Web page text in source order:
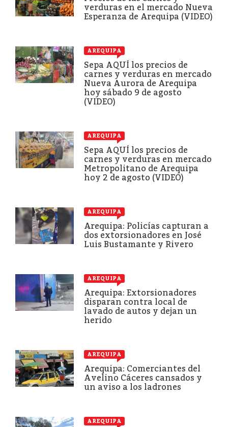
verduras en el mercado Nueva
Esperanza de Arequipa (VIDEO)
AREQUIPA
Sepa AQUÍ los precios de
carnes y verduras en mercado
Nueva Aurora de Arequipa
hoy sábado 9 de agosto
(VIDEO)
AREQUIPA
Sepa AQUÍ los precios de
carnes y verduras en mercado
Metropolitano de Arequipa
hoy 2 de agosto (VIDEO)
AREQUIPA
Arequipa: Policías capturan a
dos extorsionadores en José
Luis Bustamante y Rivero
AREQUIPA
Arequipa: Extorsionadores
disparan contra local de
lavado de autos y dejan un
herido
AREQUIPA
Arequipa: Comerciantes del
Avelino Cáceres cansados y
un aviso a los ladrones
AREQUIPA